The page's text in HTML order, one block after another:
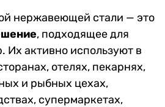
нержавеющей стали — это
, подходящее для
Их активно используют в
отелях, пекарнях,
и рыбных цехах,
супермаркетах,